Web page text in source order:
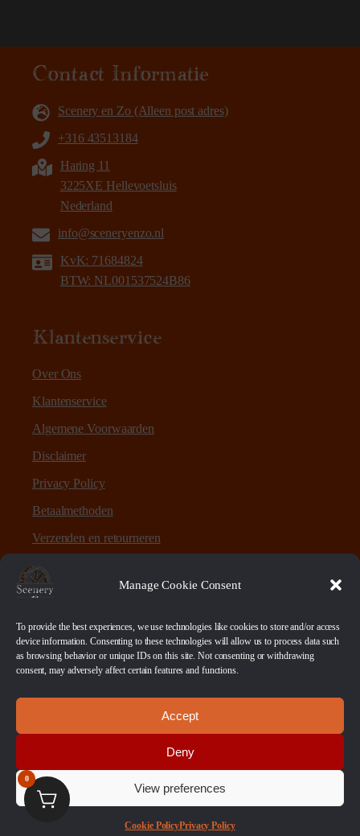
Manage Cookie Consent
To provide the best experiences, we use technologies like cookies to store and/or access
device information. Consenting to these technologies will allow us to process data such
as browsing behavior or unique IDs on this site. Not consenting or withdrawing
consent, may adversely affect certain features and functions.
Accept
Deny
View preferences
Cookie PolicyPrivacy Policy
Contact Informatie
Scenery en Zo (Alleen post adres)
+316 43513184
Haring 11
3225XE Hellevoetsluis
Nederland
info@sceneryenzo.nl
KvK: 71684824
BTW: NL001537524B86
Klantenservice
Over Ons
Klantenservice
Algemene Voorwaarden
Disclaimer
Privacy Policy
Betaalmethoden
Verzenden en retourneren
Sitemap
Over Scenery en Zo
Scenery en Zo is een webshop voor table-top games en
scenery. Maar ook ruwe materialen, bases en sokkels.
Betaalmethoden
© 2026 Scenery en Zo. Alle Rechten Voorbehouden
0